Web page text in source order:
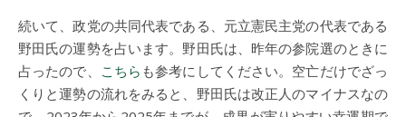
続いて、政党の共同代表である、元立憲民主党の代表である
野田氏の運勢を占います。野田氏は、昨年の参院選のときに
占ったので、
こちら も参考にしてください。空亡だけでざっ
くりと運勢の流れをみると、野田氏は改正人のマイナスなの